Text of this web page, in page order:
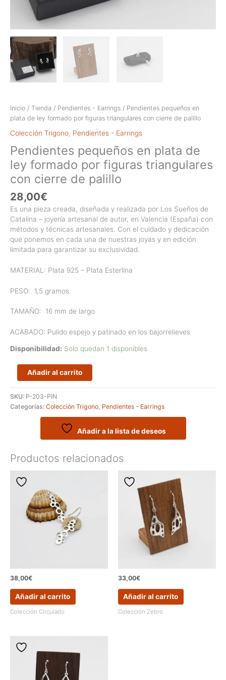
Inicio / Tienda / Pendientes - Earrings / Pendientes pequeños en
plata de ley formado por figuras triangulares con cierre de palillo
Colección Trigono Pendientes - Earrings
Pendientes pequeños en plata de
ley formado por figuras triangulares
con cierre de palillo
28,00€
Es una pieza creada, diseñada y realizada por Los Sueños de
Catalina – joyería artesanal de autor, en Valencia (España) con
métodos y técnicas artesanales. Con el cuidado y dedicación
que ponemos en cada una de nuestras joyas y en edición
limitada para garantizar su exclusividad.
MATERIAL: Plata 925 – Plata Esterlina
PESO: 1,5 gramos
TAMAÑO: 16 mm de largo
ACABADO: Pulido espejo y patinado en los bajorrelieves
Disponibilidad: Solo quedan 1 disponibles
Pendientes
pequeños
en
plata
de
triangulares
con
cierre
cantidad
Añadir al carrito
SKU: P-203-PIN
Categorías: Colección Trigono Pendientes - Earrings
Añadir a la lista de deseos
Productos relacionados
38,00€
Añadir al carrito
Colección Circulado
33,00€
Añadir al carrito
Colección Zebro